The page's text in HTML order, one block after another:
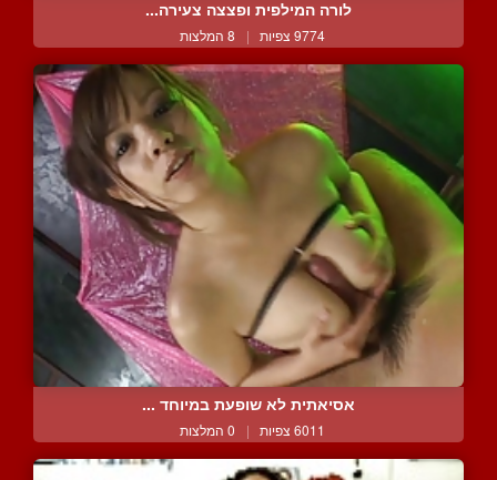
לורה המילפית ופצצה צעירה...
9774 צפיות | 8 המלצות
אסיאתית לא שופעת במיוחד ...
6011 צפיות | 0 המלצות